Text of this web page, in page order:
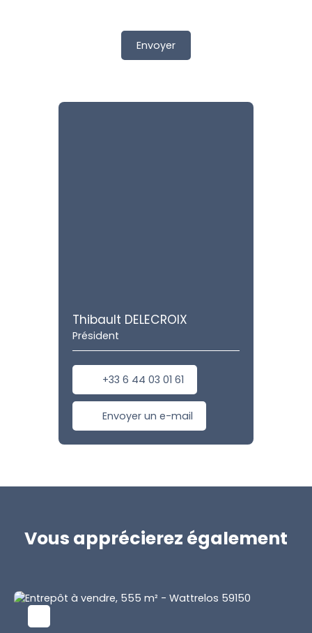
Envoyer
Thibault DELECROIX
Président
+33 6 44 03 01 61
Envoyer un e-mail
Vous apprécierez également